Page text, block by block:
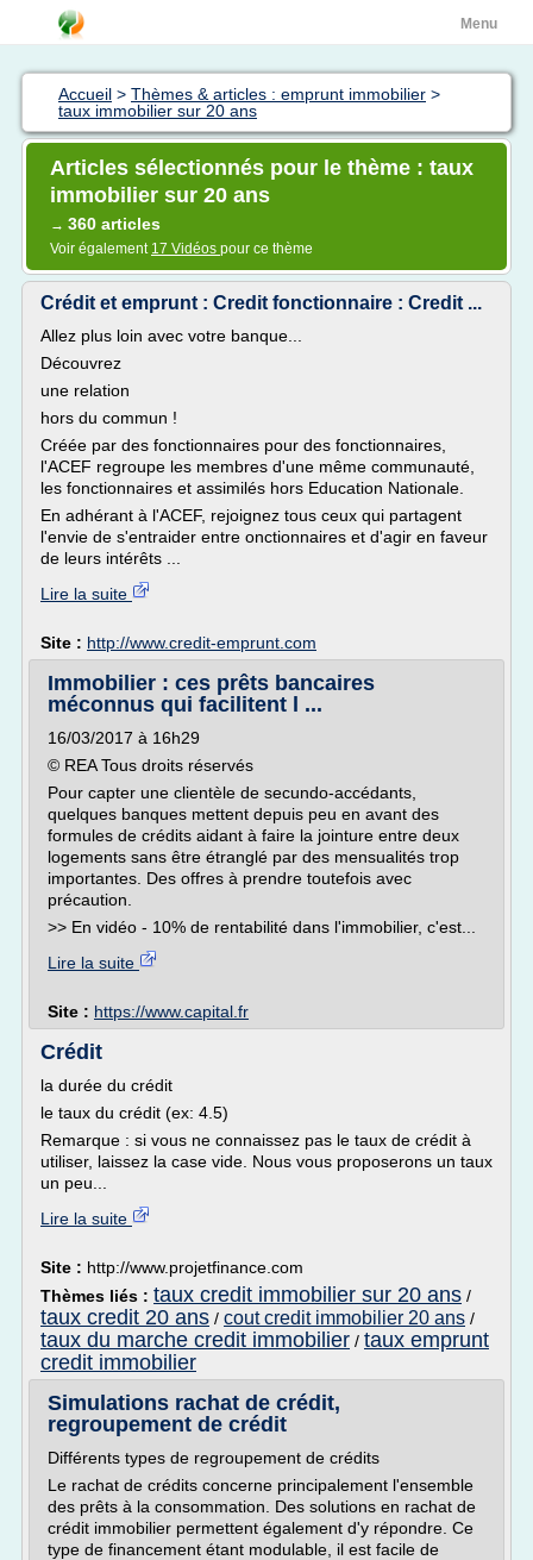
Menu
Accueil > Thèmes & articles : emprunt immobilier >
taux immobilier sur 20 ans
Articles sélectionnés pour le thème : taux
immobilier sur 20 ans
→ 360 articles
Voir également 17 Vidéos pour ce thème
Crédit et emprunt : Credit fonctionnaire : Credit ...
Allez plus loin avec votre banque...
Découvrez
une relation
hors du commun !
Créée par des fonctionnaires pour des fonctionnaires,
l'ACEF regroupe les membres d'une même communauté,
les fonctionnaires et assimilés hors Education Nationale.
En adhérant à l'ACEF, rejoignez tous ceux qui partagent
l'envie de s'entraider entre onctionnaires et d'agir en faveur
de leurs intérêts ...
Lire la suite
Site : http://www.credit-emprunt.com
Immobilier : ces prêts bancaires
méconnus qui facilitent l ...
16/03/2017 à 16h29
© REA Tous droits réservés
Pour capter une clientèle de secundo-accédants,
quelques banques mettent depuis peu en avant des
formules de crédits aidant à faire la jointure entre deux
logements sans être étranglé par des mensualités trop
importantes. Des offres à prendre toutefois avec
précaution.
>> En vidéo - 10% de rentabilité dans l'immobilier, c'est...
Lire la suite
Site : https://www.capital.fr
Crédit
la durée du crédit
le taux du crédit (ex: 4.5)
Remarque : si vous ne connaissez pas le taux de crédit à
utiliser, laissez la case vide. Nous vous proposerons un taux
un peu...
Lire la suite
Site : http://www.projetfinance.com
Thèmes liés : taux credit immobilier sur 20 ans /
taux credit 20 ans / cout credit immobilier 20 ans /
taux du marche credit immobilier / taux emprunt
credit immobilier
Simulations rachat de crédit,
regroupement de crédit
Différents types de regroupement de crédits
Le rachat de crédits concerne principalement l'ensemble
des prêts à la consommation. Des solutions en rachat de
crédit immobilier permettent également d'y répondre. Ce
type de financement étant modulable, il est facile de